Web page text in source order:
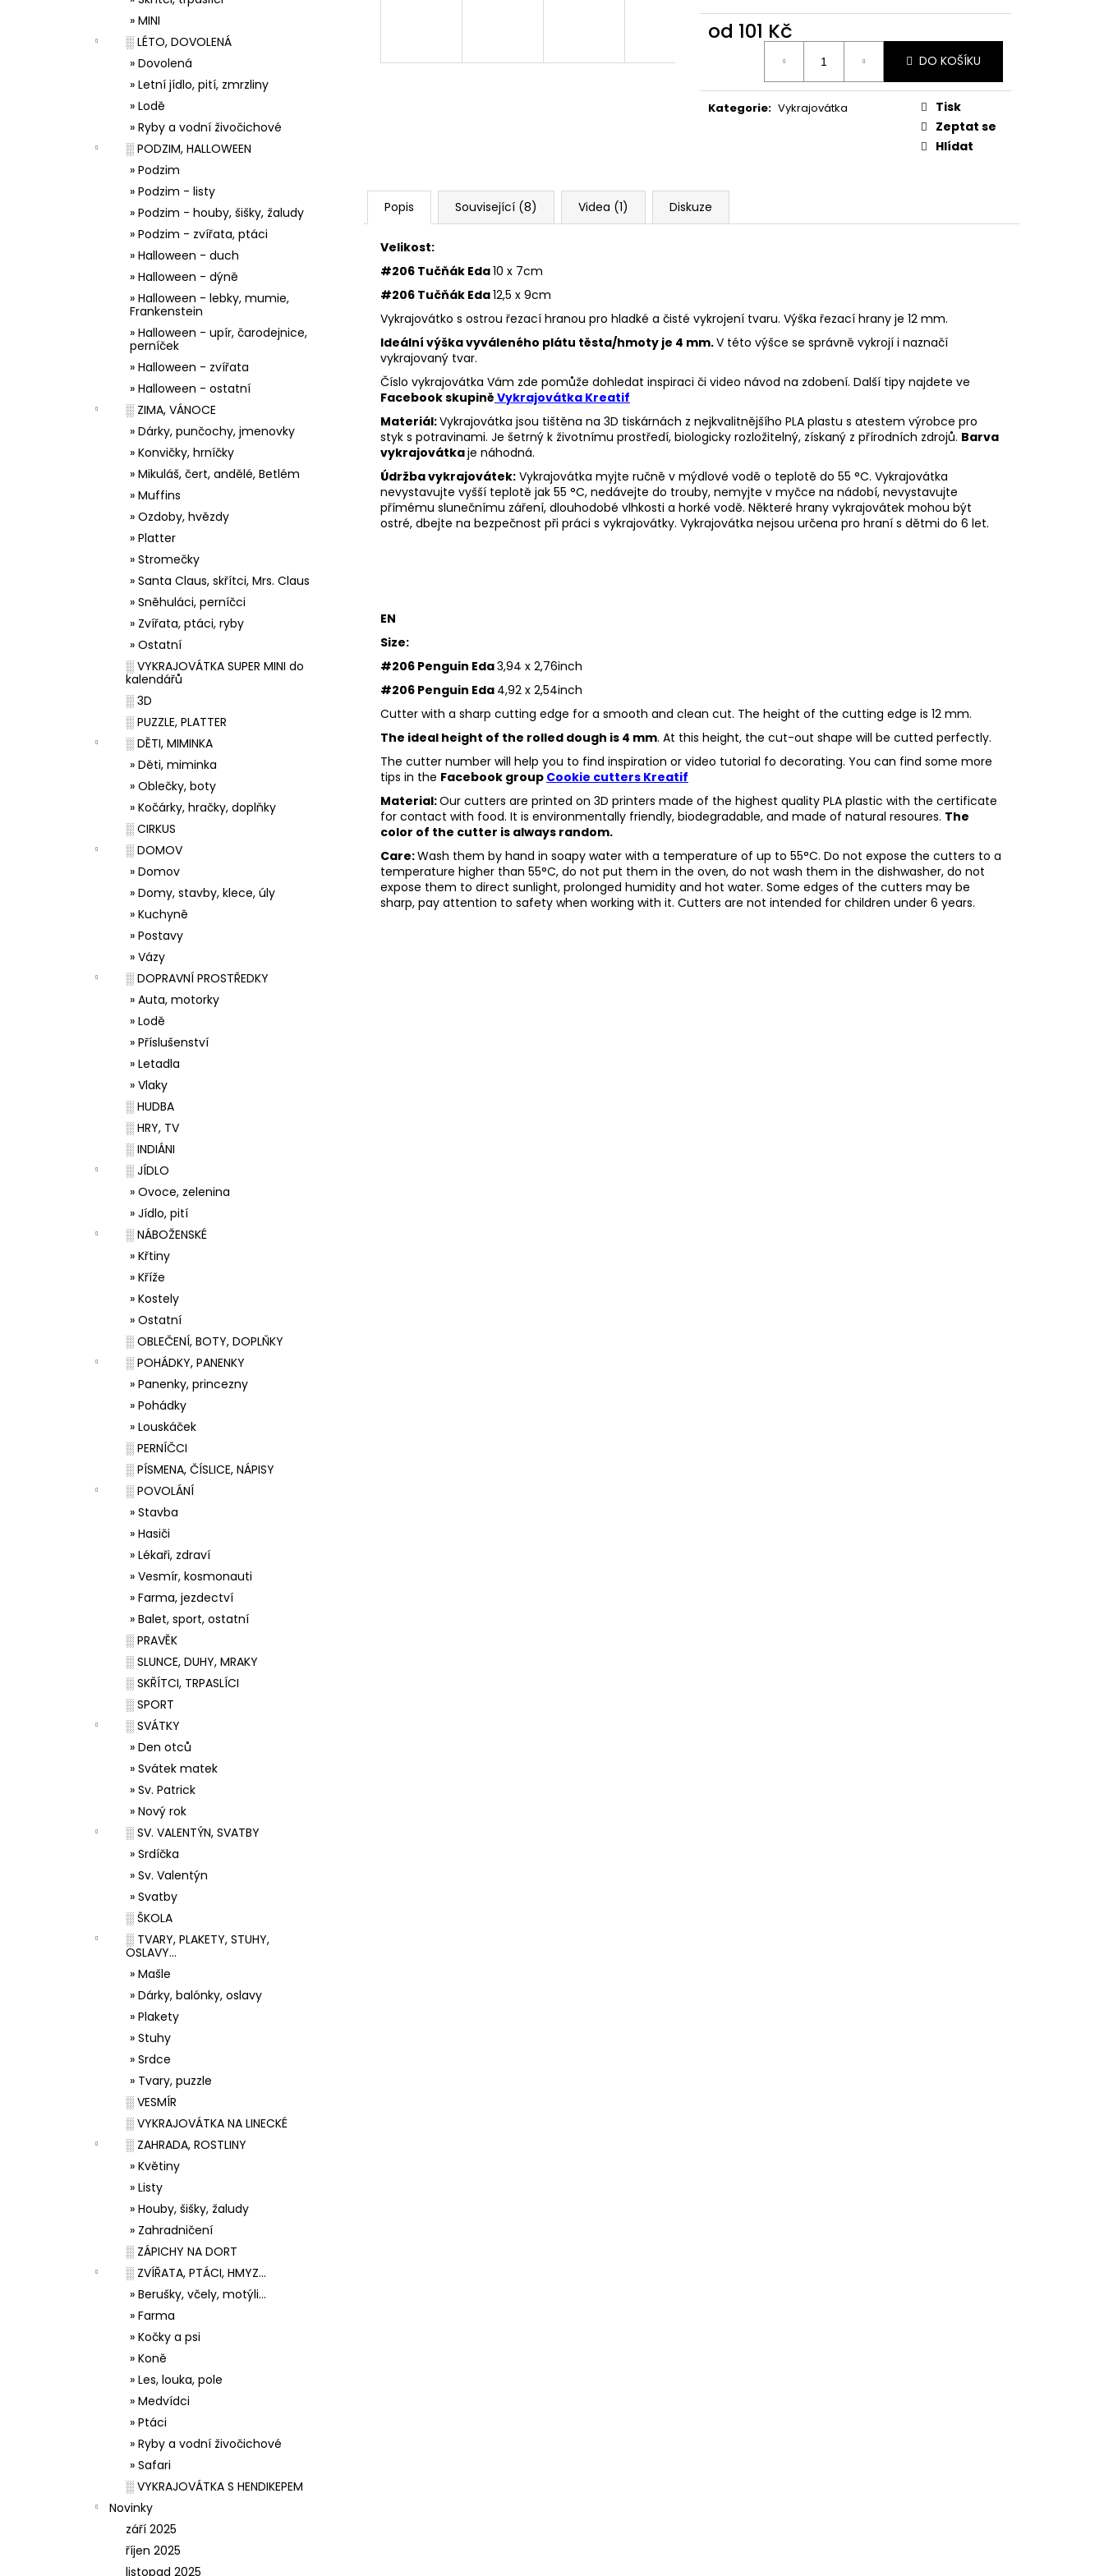
» MINI
░ LÉTO, DOVOLENÁ
» Dovolená
» Letní jídlo, pití, zmrzliny
» Lodě
» Ryby a vodní živočichové
░ PODZIM, HALLOWEEN
» Podzim
» Podzim - listy
» Podzim - houby, šišky, žaludy
» Podzim - zvířata, ptáci
» Halloween - duch
» Halloween - dýně
» Halloween - lebky, mumie,
Frankenstein
» Halloween - upír, čarodejnice,
perníček
» Halloween - zvířata
» Halloween - ostatní
░ ZIMA, VÁNOCE
» Dárky, punčochy, jmenovky
» Konvičky, hrníčky
» Mikuláš, čert, andělé, Betlém
» Muffins
» Ozdoby, hvězdy
» Platter
» Stromečky
» Santa Claus, skřítci, Mrs. Claus
» Sněhuláci, perníčci
» Zvířata, ptáci, ryby
» Ostatní
░ VYKRAJOVÁTKA SUPER MINI do
kalendářů
░ 3D
░ PUZZLE, PLATTER
░ DĚTI, MIMINKA
» Děti, miminka
» Oblečky, boty
» Kočárky, hračky, doplňky
░ CIRKUS
░ DOMOV
» Domov
» Domy, stavby, klece, úly
» Kuchyně
» Postavy
» Vázy
░ DOPRAVNÍ PROSTŘEDKY
» Auta, motorky
» Lodě
» Příslušenství
» Letadla
» Vlaky
░ HUDBA
░ HRY, TV
░ INDIÁNI
░ JÍDLO
» Ovoce, zelenina
» Jídlo, pití
░ NÁBOŽENSKÉ
» Křtiny
» Kříže
» Kostely
» Ostatní
░ OBLEČENÍ, BOTY, DOPLŇKY
░ POHÁDKY, PANENKY
» Panenky, princezny
» Pohádky
» Louskáček
░ PERNÍČCI
░ PÍSMENA, ČÍSLICE, NÁPISY
░ POVOLÁNÍ
» Stavba
» Hasiči
» Lékaři, zdraví
» Vesmír, kosmonauti
» Farma, jezdectví
» Balet, sport, ostatní
░ PRAVĚK
░ SLUNCE, DUHY, MRAKY
░ SKŘÍTCI, TRPASLÍCI
░ SPORT
░ SVÁTKY
» Den otců
» Svátek matek
» Sv. Patrick
» Nový rok
░ SV. VALENTÝN, SVATBY
» Srdíčka
» Sv. Valentýn
» Svatby
░ ŠKOLA
░ TVARY, PLAKETY, STUHY,
OSLAVY...
» Mašle
» Dárky, balónky, oslavy
» Plakety
» Stuhy
» Srdce
» Tvary, puzzle
░ VESMÍR
░ VYKRAJOVÁTKA NA LINECKÉ
░ ZAHRADA, ROSTLINY
» Květiny
» Listy
» Houby, šišky, žaludy
» Zahradničení
░ ZÁPICHY NA DORT
░ ZVÍŘATA, PTÁCI, HMYZ...
» Berušky, včely, motýli...
» Farma
» Kočky a psi
» Koně
» Les, louka, pole
» Medvídci
» Ptáci
» Ryby a vodní živočichové
» Safari
░ VYKRAJOVÁTKA S HENDIKEPEM
Novinky
září 2025
říjen 2025
listopad 2025
od 101 Kč
DO KOŠÍKU
Kategorie: Vykrajovátka
Tisk
Zeptat se
Hlídat
Popis Související (8) Videa (1) Diskuze
Velikost:
#206 Tučňák Eda10 x 7cm
#206 Tučňák Eda12,5 x 9cm
Vykrajovátko s ostrou řezací hranou pro hladké a čisté vykrojení tvaru. Výška řezací hrany je 12 mm.
Ideální výška vyváleného plátu těsta/hmoty je 4 mm.V této výšce se správně vykrojí i naznačí
vykrajovaný tvar.
Číslo vykrajovátka Vám zde pomůže dohledat inspiraci či video návod na zdobení. Další tipy najdete ve
Facebook skupině Vykrajovátka Kreatif
Materiál:Vykrajovátka jsou tištěna na 3D tiskárnách z nejkvalitnějšího PLA plastu s atestem výrobce pro
styk s potravinami. Je šetrný k životnímu prostředí, biologicky rozložitelný, získaný z přírodních zdrojů. Barva
vykrajovátkaje náhodná.
Údržba vykrajovátek: Vykrajovátka myjte ručně v mýdlové vodě o teplotě do 55 °C. Vykrajovátka
nevystavujte vyšší teplotě jak 55 °C, nedávejte do trouby, nemyjte v myčce na nádobí, nevystavujte
přímému slunečnímu záření, dlouhodobé vlhkosti a horké vodě. Některé hrany vykrajovátek mohou být
ostré, dbejte na bezpečnost při práci s vykrajovátky. Vykrajovátka nejsou určena pro hraní s dětmi do 6 let.
EN
Size:
#206 Penguin Eda3,94 x 2,76inch
#206 Penguin Eda 4,92 x 2,54inch
Cutter with a sharp cutting edge for a smooth and clean cut. The height of the cutting edge is 12 mm.
The ideal height of the rolled dough is 4 mm. At this height, the cut-out shape will be cutted perfectly.
The cutter number will help you to find inspiration or video tutorial fo decorating. You can find some more
tips in the Facebook group Cookie cutters Kreatif
Material:Our cutters are printed on 3D printers made of the highest quality PLA plastic with the certificate
for contact with food. It is environmentally friendly, biodegradable, and made of natural resoures. The
color of the cutter is always random.
Care:Wash them by hand in soapy water with a temperature of up to 55°C. Do not expose the cutters to a
temperature higher than 55°C, do not put them in the oven, do not wash them in the dishwasher, do not
expose them to direct sunlight, prolonged humidity and hot water. Some edges of the cutters may be
sharp, pay attention to safety when working with it. Cutters are not intended for children under 6 years.
33001 ZDOBÍCÍ SÁČEK